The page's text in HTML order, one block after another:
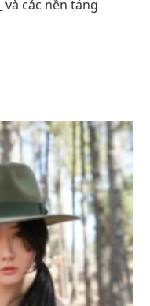
và các nền tảng